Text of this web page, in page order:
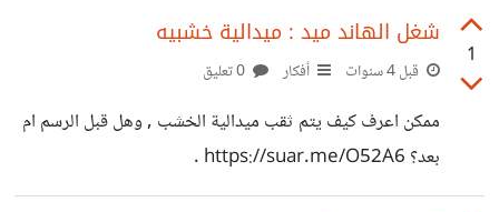
1
شغل الهاند ميد : ميدالية خشبيه
قبل 4 سنوات أفكار
ممكن اعرف كيف يتم ثقب ميدالية الخشب , وهل قبل الرسم ام
بعد؟ https://suar.me/O52A6 .